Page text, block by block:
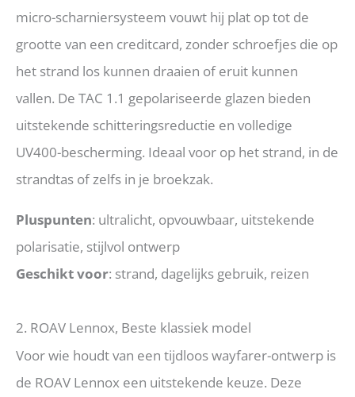
micro-scharniersysteem vouwt hij plat op tot de
grootte van een creditcard, zonder schroefjes die op
het strand los kunnen draaien of eruit kunnen
vallen. De TAC 1.1 gepolariseerde glazen bieden
uitstekende schitteringsreductie en volledige
UV400-bescherming. Ideaal voor op het strand, in de
strandtas of zelfs in je broekzak.
Pluspunten: ultralicht, opvouwbaar, uitstekende
polarisatie, stijlvol ontwerp
Geschikt voor: strand, dagelijks gebruik, reizen
2. ROAV Lennox, Beste klassiek model
Voor wie houdt van een tijdloos wayfarer-ontwerp is
de ROAV Lennox een uitstekende keuze. Deze